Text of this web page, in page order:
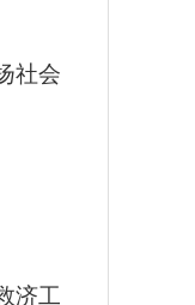
社会
济工